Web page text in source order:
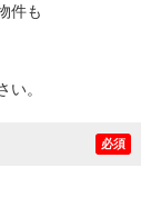
件も
い。
必須